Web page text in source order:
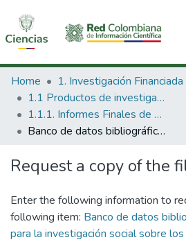
Communities & Collections
All of DSpace
Statistics
Home
1.1 Productos de investigación
1.1.1. Informes Finales de Proyectos de Investigación
Banco de datos bibliográficos y archivísticos para la investigación social sobre los santanderes
Request a copy of the
Enter the following information to
following item: Banco de datos
para la investigación social sobre